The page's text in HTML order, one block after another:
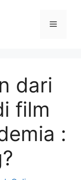
Menu
dari
film
: